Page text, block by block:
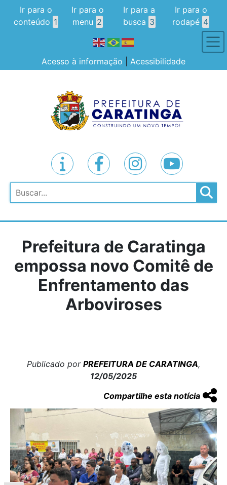
Ir para o
conteúdo 1
Ir para o
menu 2
Ir para a
busca 3
Ir para o
rodapé 4
Acesso à informação Acessibilidade
Pesquisar
Prefeitura de Caratinga
empossa novo Comitê de
Enfrentamento das
Arboviroses
Publicado por PREFEITURA DE CARATINGA,
12/05/2025
Compartilhe esta notícia